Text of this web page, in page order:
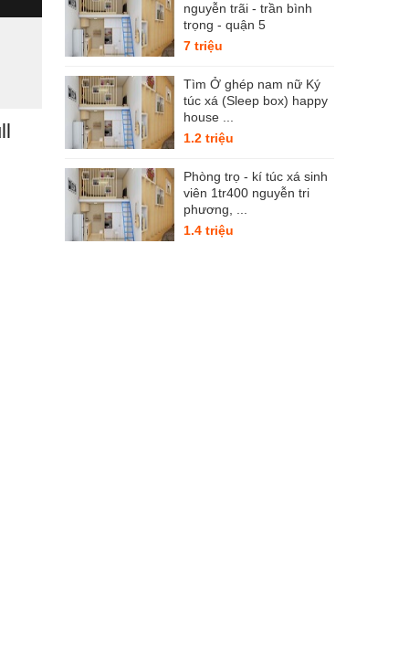
nguyễn trãi - trần bình
trọng - quận 5
7 triệu
Tìm Ở ghép nam nữ Ký
túc xá (Sleep box) happy
house ...
1.2 triệu
Phòng trọ - kí túc xá sinh
viên 1tr400 nguyễn tri
phương, ...
1.4 triệu